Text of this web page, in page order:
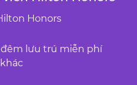
Honors
lưu trú miễn phí